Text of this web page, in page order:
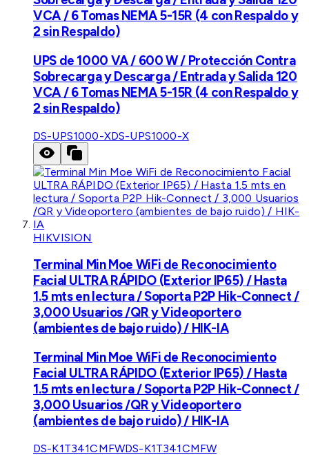
VCA / 6 Tomas NEMA 5-15R (4 con Respaldo y
2 sin Respaldo)
UPS de 1000 VA / 600 W / Protección Contra
Sobrecarga y Descarga / Entrada y Salida 120
VCA / 6 Tomas NEMA 5-15R (4 con Respaldo y
2 sin Respaldo)
DS-UPS1000-XDS-UPS1000-X
HIKVISION
Terminal Min Moe WiFi de Reconocimiento
Facial ULTRA RÁPIDO (Exterior IP65) / Hasta
1.5 mts en lectura / Soporta P2P Hik-Connect /
3,000 Usuarios /QR y Videoportero
(ambientes de bajo ruido) / HIK-IA
Terminal Min Moe WiFi de Reconocimiento
Facial ULTRA RÁPIDO (Exterior IP65) / Hasta
1.5 mts en lectura / Soporta P2P Hik-Connect /
3,000 Usuarios /QR y Videoportero
(ambientes de bajo ruido) / HIK-IA
DS-K1T341CMFWDS-K1T341CMFW